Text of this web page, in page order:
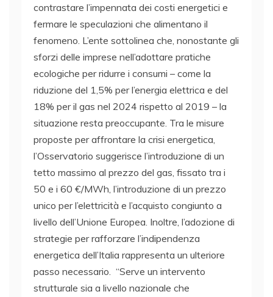
contrastare l’impennata dei costi energetici e
fermare le speculazioni che alimentano il
fenomeno. L’ente sottolinea che, nonostante gli
sforzi delle imprese nell’adottare pratiche
ecologiche per ridurre i consumi – come la
riduzione del 1,5% per l’energia elettrica e del
18% per il gas nel 2024 rispetto al 2019 – la
situazione resta preoccupante. Tra le misure
proposte per affrontare la crisi energetica,
l’Osservatorio suggerisce l’introduzione di un
tetto massimo al prezzo del gas, fissato tra i
50 e i 60 €/MWh, l’introduzione di un prezzo
unico per l’elettricità e l’acquisto congiunto a
livello dell’Unione Europea. Inoltre, l’adozione di
strategie per rafforzare l’indipendenza
energetica dell’Italia rappresenta un ulteriore
passo necessario. “Serve un intervento
strutturale sia a livello nazionale che